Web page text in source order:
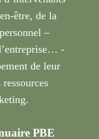
être, de la
–
-
de leur
PBE